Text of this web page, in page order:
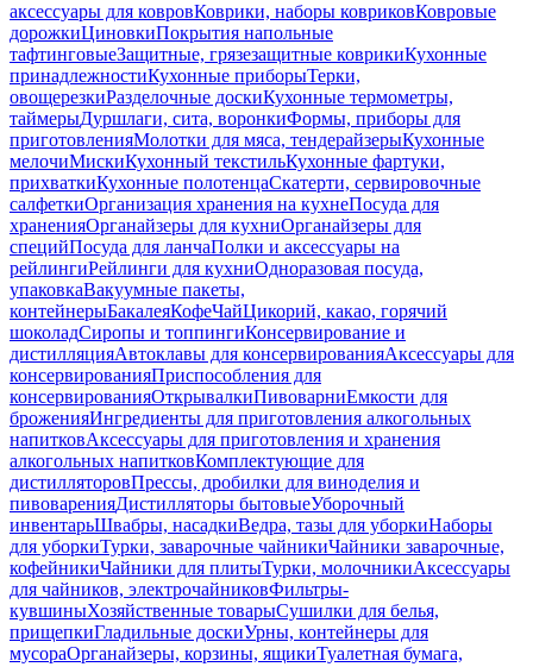
аксессуары для ковровКоврики, наборы ковриковКовровые
дорожкиЦиновкиПокрытия напольные
тафтинговыеЗащитные, грязезащитные коврикиКухонные
принадлежностиКухонные приборыТерки,
овощерезкиРазделочные доскиКухонные термометры,
таймерыДуршлаги, сита, воронкиФормы, приборы для
приготовленияМолотки для мяса, тендерайзерыКухонные
мелочиМискиКухонный текстильКухонные фартуки,
прихваткиКухонные полотенцаСкатерти, сервировочные
салфеткиОрганизация хранения на кухнеПосуда для
храненияОрганайзеры для кухниОрганайзеры для
специйПосуда для ланчаПолки и аксессуары на
рейлингиРейлинги для кухниОдноразовая посуда,
упаковкаВакуумные пакеты,
контейнерыБакалеяКофеЧайЦикорий, какао, горячий
шоколадСиропы и топпингиКонсервирование и
дистилляцияАвтоклавы для консервированияАксессуары для
консервированияПриспособления для
консервированияОткрывалкиПивоварниЕмкости для
броженияИнгредиенты для приготовления алкогольных
напитковАксессуары для приготовления и хранения
алкогольных напитковКомплектующие для
дистилляторовПрессы, дробилки для виноделия и
пивоваренияДистилляторы бытовыеУборочный
инвентарьШвабры, насадкиВедра, тазы для уборкиНаборы
для уборкиТурки, заварочные чайникиЧайники заварочные,
кофейникиЧайники для плитыТурки, молочникиАксессуары
для чайников, электрочайниковФильтры-
кувшиныХозяйственные товарыСушилки для белья,
прищепкиГладильные доскиУрны, контейнеры для
мусораОрганайзеры, корзины, ящикиТуалетная бумага,